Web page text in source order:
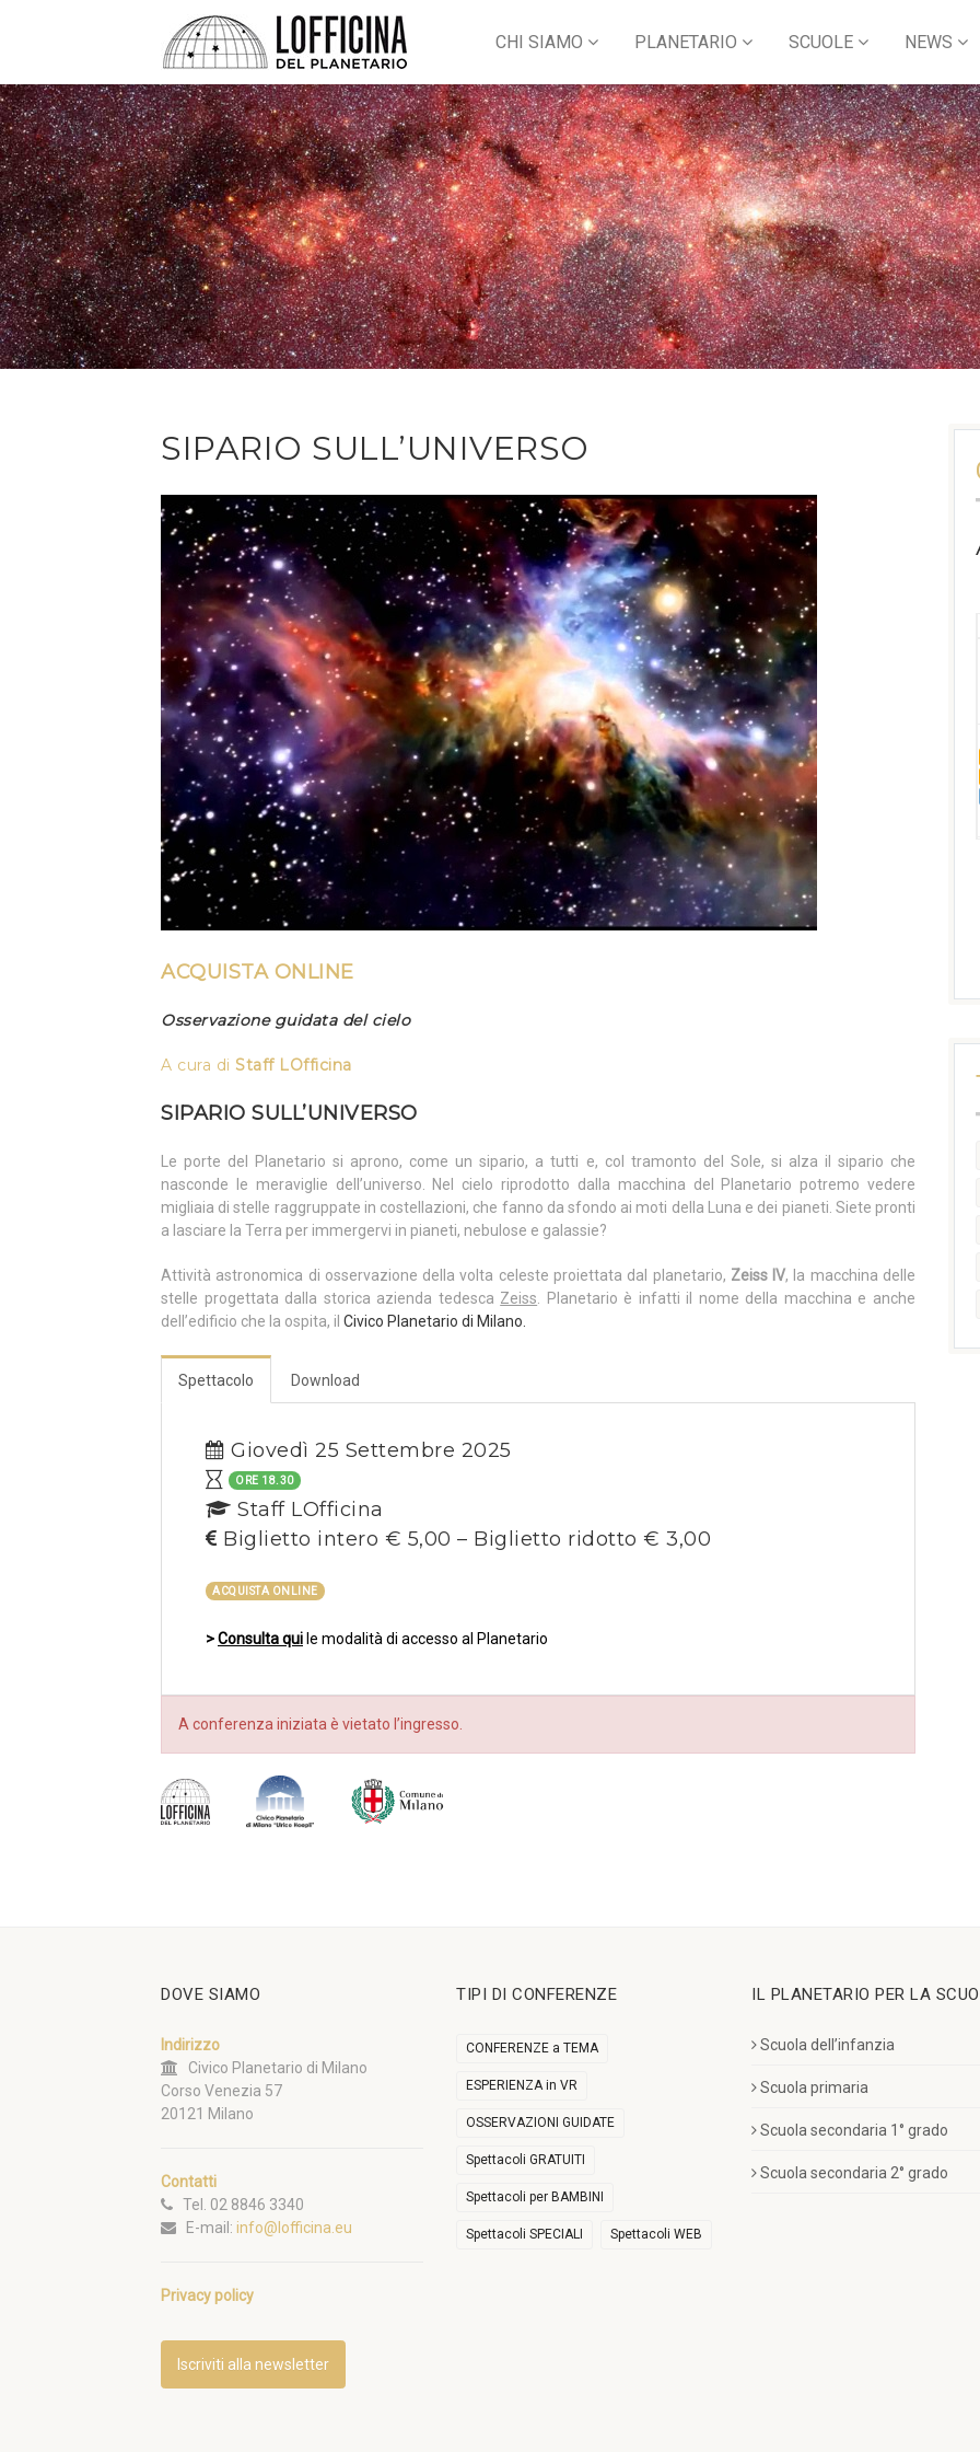
CHI SIAMO PLANETARIO SCUOLE NEWS
SIPARIO SULL’UNIVERSO
ACQUISTA ONLINE
Osservazione guidata del cielo
A cura di Staff LOfficina
SIPARIO SULL’UNIVERSO
Le porte del Planetario si aprono, come un sipario, a tutti e, col tramonto del Sole, si alza il sipario che
nasconde le meraviglie dell’universo. Nel cielo riprodotto dalla macchina del Planetario potremo vedere
migliaia di stelle raggruppate in costellazioni, che fanno da sfondo ai moti della Luna e dei pianeti. Siete pronti
a lasciare la Terra per immergervi in pianeti, nebulose e galassie?
Attività astronomica di osservazione della volta celeste proiettata dal planetario, Zeiss IV, la macchina delle
stelle progettata dalla storica azienda tedesca Zeiss . Planetario è infatti il nome della macchina e anche
dell’edificio che la ospita, il Civico Planetario di Milano
Spettacolo Download
Giovedì 25 Settembre 2025
ORE 18.30
Staff LOfficina
Biglietto intero € 5,00 – Biglietto ridotto € 3,00
ACQUISTA ONLINE
>Consulta qui le modalità di accesso al Planetario
A conferenza iniziata è vietato l’ingresso.
DOVE SIAMO
Indirizzo
Civico Planetario di Milano
Corso Venezia 57
20121 Milano
Contatti
Tel. 02 8846 3340
E-mail: info@lofficina.eu
Privacy policy
Iscriviti alla newsletter
TIPI DI CONFERENZE
CONFERENZE a TEMA
ESPERIENZA in VR
OSSERVAZIONI GUIDATE
Spettacoli GRATUITI
Spettacoli per BAMBINI
Spettacoli SPECIALI Spettacoli WEB
IL PLANETARIO PER LA
Scuola dell’infanzia
Scuola primaria
Scuola secondaria 1° grado
Scuola secondaria 2° grado